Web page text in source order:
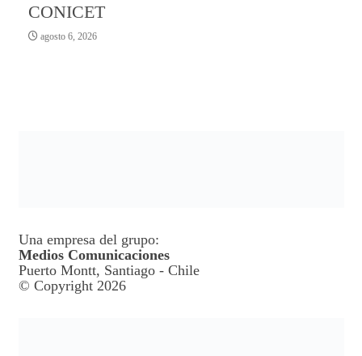
CONICET
agosto 6, 2026
Una empresa del grupo:
Medios Comunicaciones
Puerto Montt, Santiago - Chile
© Copyright 2026